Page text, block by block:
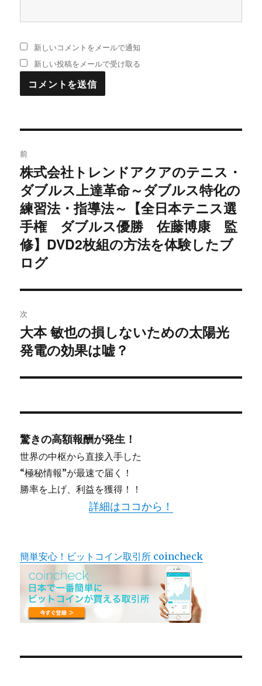
新しいコメントをメールで通知
新しい投稿をメールで受け取る
稿
ナ
ビ
ゲ
ー
シ
ョ
ン
前
過
去
の
投
稿:
株式会社トレンドアクアのテニス・
ダブルス上達革命～ダブルス特化の
練習法・指導法～【全日本テニス選
手権 ダブルス優勝 佐藤博康 監
修】DVD2枚組の方法を体験したブ
ログ
次
次
の
稿:
大本 敏也の損しないための太陽光
発電の効果は嘘？
驚きの高額報酬が発生！
世界の中枢から直接入手した
“極秘情報”が最速で届く！
勝率を上げ、利益を獲得！！
詳細はココから！
簡単安心！ビットコイン取引所 coincheck